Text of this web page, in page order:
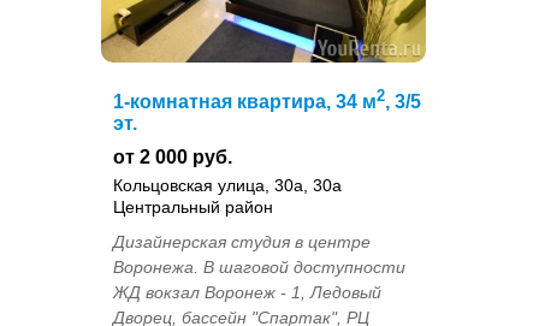
1-комнатная квартира, 34 м2, 3/5
эт.
от 2 000 руб.
Кольцовская улица, 30а, 30а
Центральный район
Дизайнерская студия в центре
Воронежа. В шаговой доступности
ЖД вокзал Воронеж - 1, Ледовый
Дворец, бассейн "Спартак", РЦ